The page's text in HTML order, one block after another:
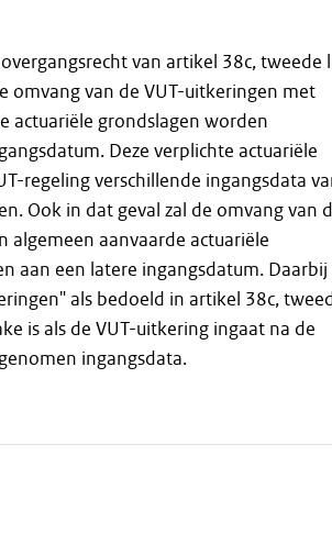
van artikel 38c, tweede
van de VUT-uitkeringen met
actuariële grondslagen worden
Deze verplichte actuariële
regeling verschillende ingangsdata
Ook in dat geval zal de omvang van
aanvaarde actuariële
aan een latere ingangsdatum. Daarbij
als bedoeld in artikel 38c,
is als de VUT-uitkering ingaat na de
ingangsdata.